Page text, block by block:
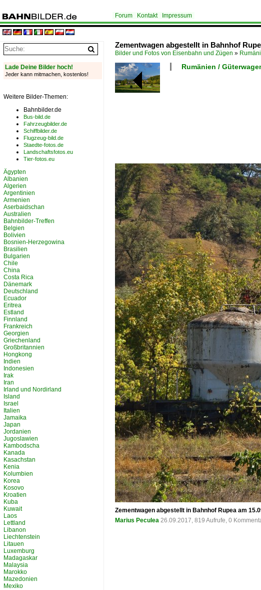
Forum Kontakt Impressum
Zementwagen abgestellt in Bahnhof
Bilder und Fotos von Eisenbahn und Zügen »
Rumänien /
Zementwagen abgestellt in Bahnhof Rupea am
Marius Peculea 26.09.2017, 819 Aufrufe, 0
Lade Deine Bilder hoch!
Jeder kann mitmachen, kostenlos!
Weitere Bilder-Themen:
Bahnbilder.de
Bus-bild.de
Fahrzeugbilder.de
Schiffbilder.de
Flugzeug-bild.de
Staedte-fotos.de
Landschaftsfotos.eu
Tier-fotos.eu
Ägypten
Albanien
Algerien
Argentinien
Armenien
Aserbaidschan
Australien
Bahnbilder-Treffen
Belgien
Bolivien
Bosnien-Herzegowina
Brasilien
Bulgarien
Chile
China
Costa Rica
Dänemark
Deutschland
Ecuador
Eritrea
Estland
Finnland
Frankreich
Georgien
Griechenland
Großbritannien
Hongkong
Indien
Indonesien
Irak
Iran
Irland und Nordirland
Island
Israel
Italien
Jamaika
Japan
Jordanien
Jugoslawien
Kambodscha
Kanada
Kasachstan
Kenia
Kolumbien
Korea
Kosovo
Kroatien
Kuba
Kuwait
Laos
Lettland
Libanon
Liechtenstein
Litauen
Luxemburg
Madagaskar
Malaysia
Marokko
Mazedonien
Mexiko